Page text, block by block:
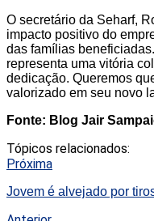
O secretário da Seharf,
impacto positivo do
das famílias
representa uma vitória
dedicação. Queremos
valorizado em seu novo
Fonte: Blog Jair
Tópicos relacionados:
Próxima
Jovem é alvejado por